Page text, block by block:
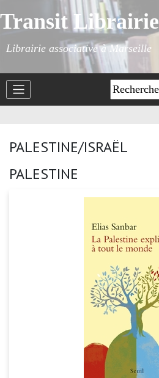
Transit Librairie
Librairie associative à Marseille
PALESTINE/ISRAËL
PALESTINE